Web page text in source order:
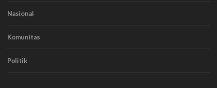
Nasional
Komunitas
Politik